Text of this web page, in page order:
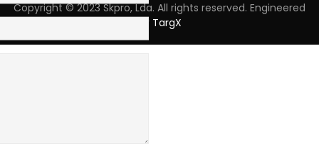
Copyright © 2023 Skpro, Lda. All rights reserved. Engineered
by TargX